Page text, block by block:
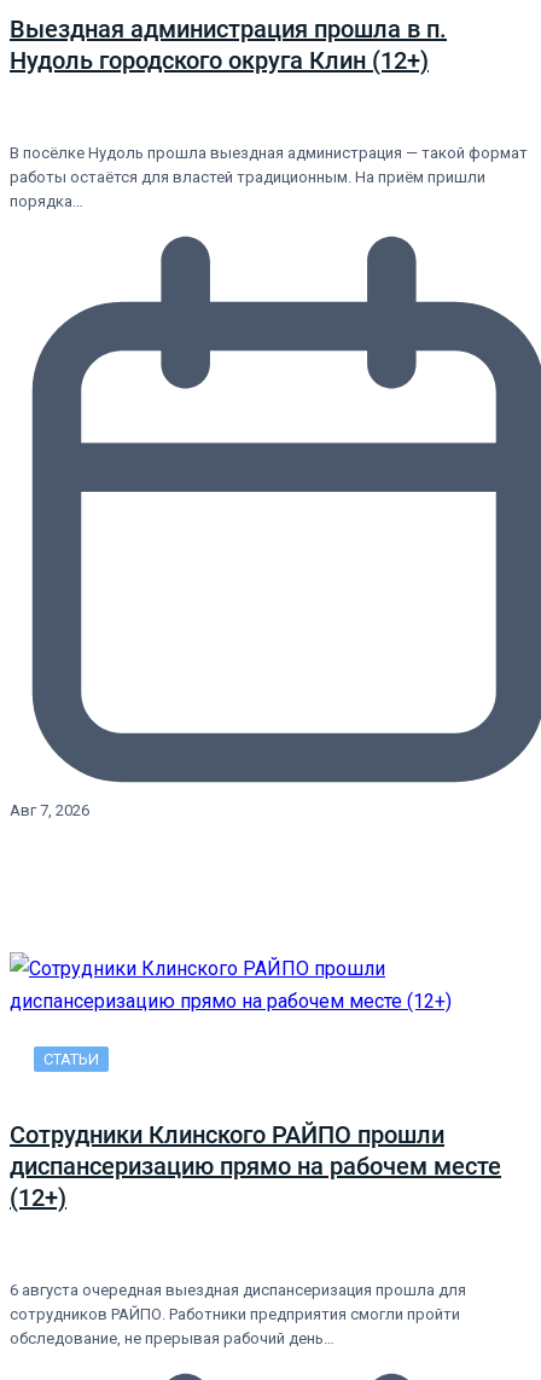
Выездная администрация прошла в п.
Нудоль городского округа Клин (12+)
В посёлке Нудоль прошла выездная администрация — такой формат
работы остаётся для властей традиционным. На приём пришли
порядка…
Авг 7, 2026
СТАТЬИ
Сотрудники Клинского РАЙПО прошли
диспансеризацию прямо на рабочем месте
(12+)
6 августа очередная выездная диспансеризация прошла для
сотрудников РАЙПО. Работники предприятия смогли пройти
обследование, не прерывая рабочий день…